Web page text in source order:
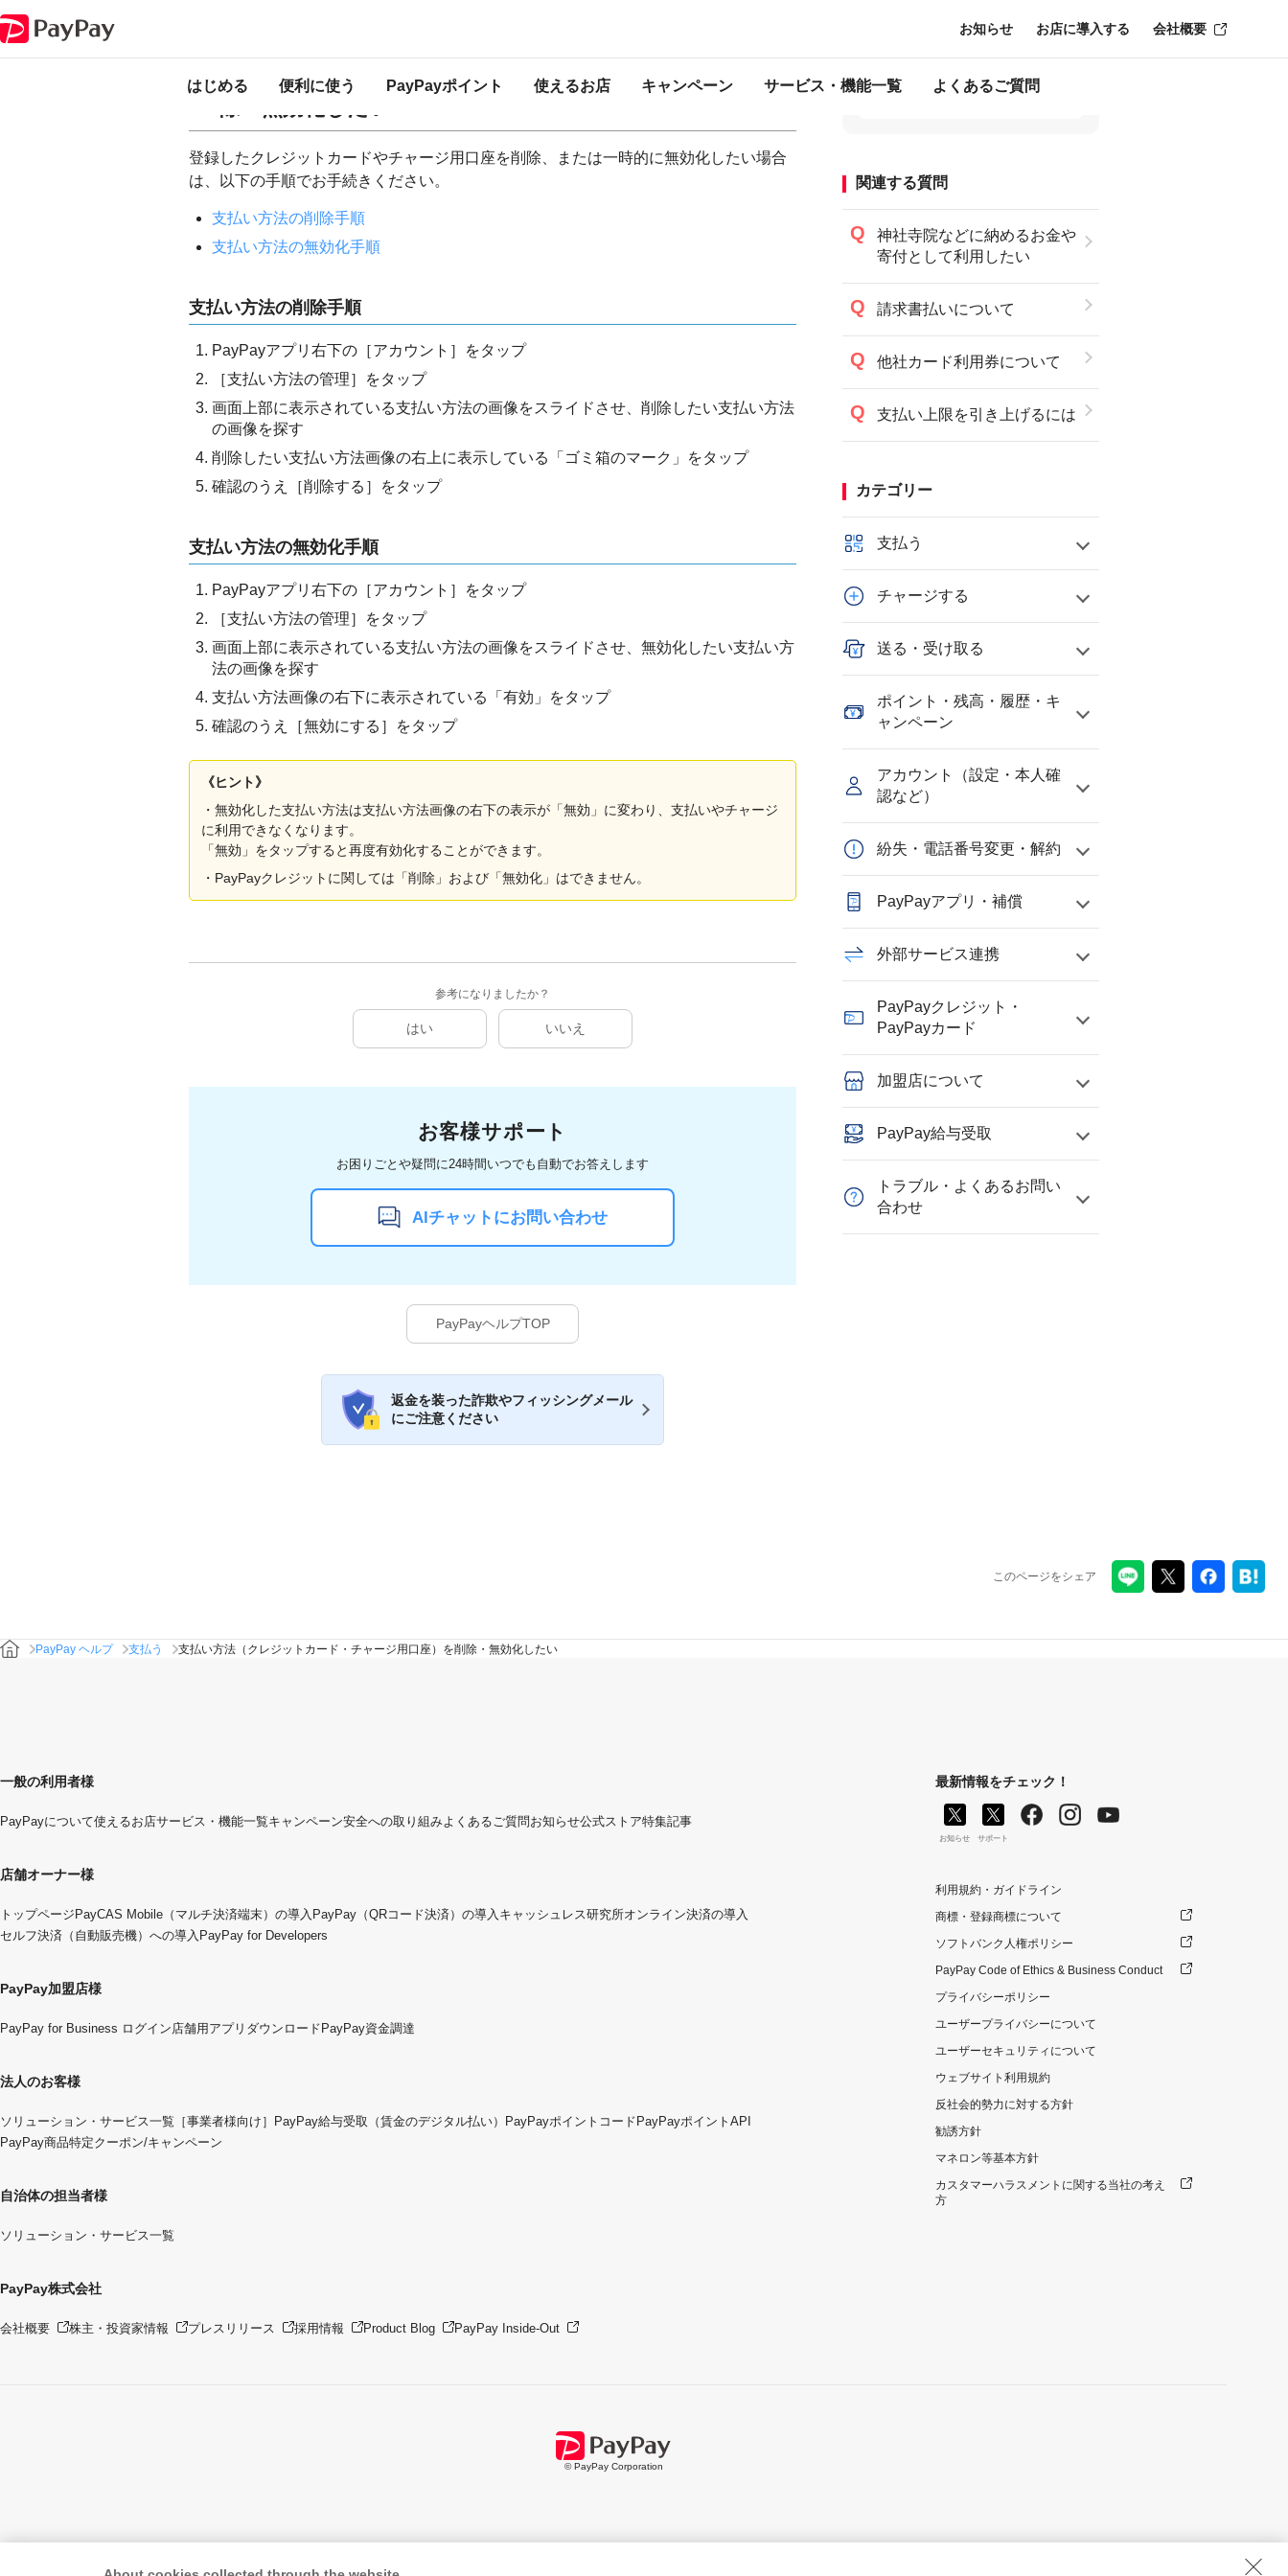
はじめる 便利に使う PayPayポイント 使えるお店 キャンペーン サービス・機能一覧 よくあるご質問
お知らせ お店に導入する 会社概要
支払い方法（クレジットカード・チャージ用口座）を削
登録したクレジットカードやチャージ用口座を削除、または一時的に無効化したい場合
は、以下の手順でお手続きください。
支払い方法の削除手順
支払い方法の無効化手順
支払い方法の削除手順
PayPayアプリ右下の［アカウント］をタップ
［支払い方法の管理］をタップ
画面上部に表示されている支払い方法の画像をスライドさせ、削除したい支払い方法
の画像を探す
削除したい支払い方法画像の右上に表示している「ゴミ箱のマーク」をタップ
確認のうえ［削除する］をタップ
支払い方法の無効化手順
PayPayアプリ右下の［アカウント］をタップ
［支払い方法の管理］をタップ
画面上部に表示されている支払い方法の画像をスライドさせ、無効化したい支払い方
法の画像を探す
支払い方法画像の右下に表示されている「有効」をタップ
確認のうえ［無効にする］をタップ
《ヒント》
・無効化した支払い方法は支払い方法画像の右下の表示が「無効」に変わり、支払いやチャージ
に利用できなくなります。
「無効」をタップすると再度有効化することができます。
・PayPayクレジットに関しては「削除」および「無効化」はできません。
参考になりましたか？
はい いいえ
お客様サポート
お困りごとや疑問に24時間いつでも自動でお答えします
AIチャットにお問い合わせ
PayPayヘルプTOP
返金を装った詐欺やフィッシングメール
にご注意ください
関連する質問
神社寺院などに納めるお金や
寄付として利用したい
請求書払いについて
他社カード利用券について
支払い上限を引き上げるには
カテゴリー
支払う
チャージする
送る・受け取る
ポイント・残高・履歴・キ
ャンペーン
アカウント（設定・本人確
認など）
紛失・電話番号変更・解約
PayPayアプリ・補償
外部サービス連携
PayPayクレジット・
PayPayカード
加盟店について
PayPay給与受取
トラブル・よくあるお問い
合わせ
このページをシェア
PayPay ヘルプ 支払う 支払い方法（クレジットカード・チャージ用口座）を削除・無効化したい
一般の利用者様
PayPayについて使えるお店サービス・機能一覧キャンペーン安全への取り組みよくあるご質問お知らせ公式ストア特集記事
店舗オーナー様
トップページ PayCAS Mobile（マルチ決済端末）の導入 PayPay（QRコード決済）の導入 キャッシュレス研究所オンライン決済の導入
セルフ決済（自動販売機）への導入 PayPay for Developers
PayPay加盟店様
PayPay for Business ログイン店舗用アプリダウンロード PayPay資金調達
法人のお客様
ソリューション・サービス一覧 ［事業者様向け］PayPay給与受取（賃金のデジタル払い） PayPayポイントコード PayPayポイントAPI
PayPay商品特定クーポン/キャンペーン
自治体の担当者様
ソリューション・サービス一覧
PayPay株式会社
会社概要 株主・投資家情報 プレスリリース 採用情報 Product Blog PayPay Inside-Out
最新情報をチェック！
お知らせ サポート
利用規約・ガイドライン
商標・登録商標について
ソフトバンク人権ポリシー
PayPay Code of Ethics & Business Conduct
プライバシーポリシー
ユーザープライバシーについて
ユーザーセキュリティについて
ウェブサイト利用規約
反社会的勢力に対する方針
勧誘方針
マネロン等基本方針
カスタマーハラスメントに関する当社の考え
方
© PayPay Corporation